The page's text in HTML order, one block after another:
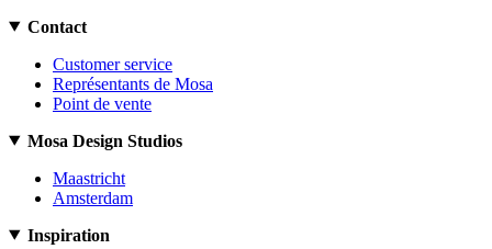
Contact
Customer service
Représentants de Mosa
Point de vente
Mosa Design Studios
Maastricht
Amsterdam
Inspiration